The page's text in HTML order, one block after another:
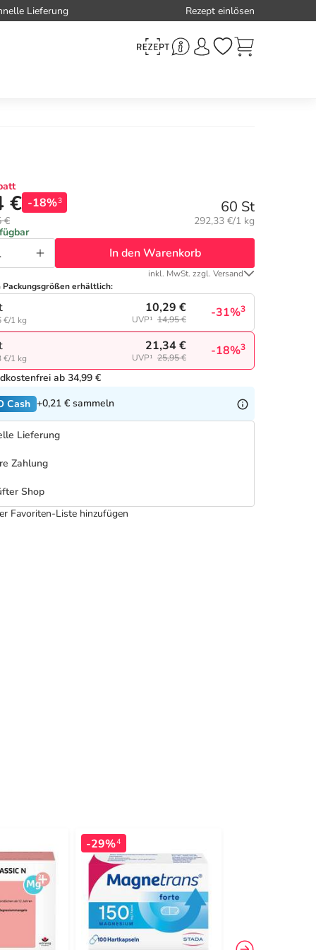
Lieferung Rezept einlösen
€ -18%3
€
60 St
Grundpreis:
292,33 €/1 kg
In den Warenkorb
inkl. MwSt. zzgl. Versand
Packungsgrößen erhältlich:
€/1 kg
10,29 €
UVP¹ 14,95 € -31%3
€/1 kg
21,34 €
UVP¹ 25,95 € -18%3
ab 34,99 €
Cash +0,21 € sammeln
Lieferung
Zahlung
Shop
Favoriten-Liste hinzufügen
-29%4